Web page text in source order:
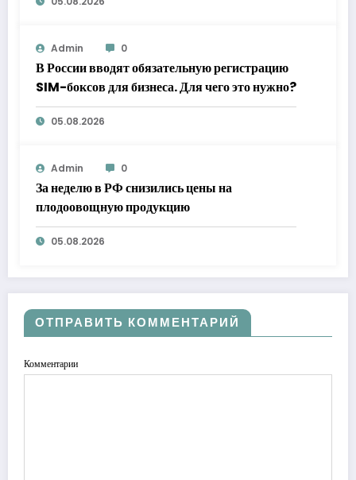
Admin 0
В России вводят обязательную регистрацию
SIM-боксов для бизнеса. Для чего это нужно?
05.08.2026
Admin 0
За неделю в РФ снизились цены на
плодоовощную продукцию
05.08.2026
ОТПРАВИТЬ КОММЕНТАРИЙ
Комментарии